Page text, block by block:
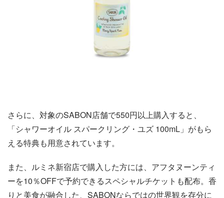
さらに、対象のSABON店舗で550円以上購入すると、
「シャワーオイル スパークリング・ユズ 100mL」がもら
える特典も用意されています。
また、ルミネ新宿店で購入した方には、アフタヌーンティ
ーを10％OFFで予約できるスペシャルチケットも配布。香
りと美食が融合した、SABONならではの世界観を存分に